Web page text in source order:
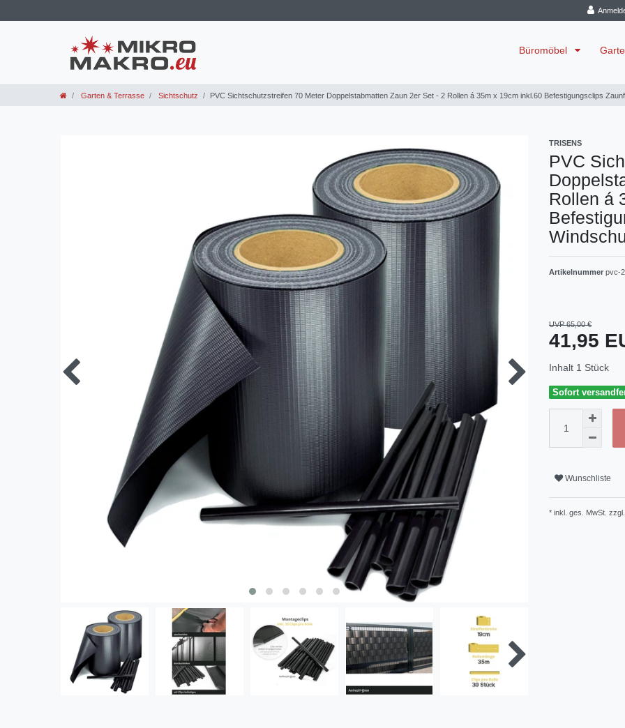
Büromöbel
Garten & Terrasse Sichtschutz PVC Sichtschutzstreifen 70 Meter Doppelstabmatten Zaun 2er Set - 2 Rollen á 35m x 19cm inkl.60 Befestigungsclips
TRISENS
PVC
Rollen á
Artikelnummer pvc-
UVP 65,00 €
41,95
Inhalt 1 Stück
Sofort
Wunschliste
* inkl. ges. MwSt. zzgl.